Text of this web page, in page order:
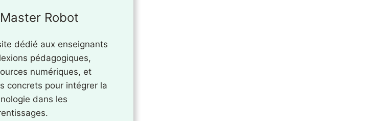
Master Robot
dédié aux enseignants
pédagogiques,
numériques, et
concrets pour intégrer la
dans les